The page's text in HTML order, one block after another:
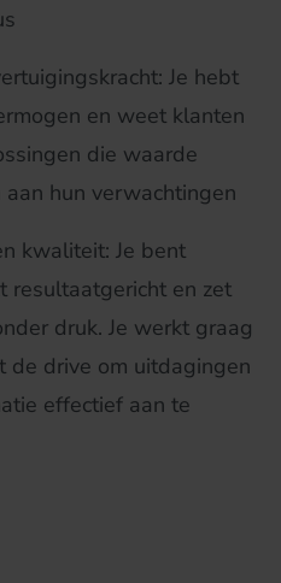
Je hebt
en weet klanten
die waarde
hun verwachtingen
kwaliteit: Je bent
resultaatgericht en zet
druk. Je werkt graag
de drive om uitdagingen
effectief aan te